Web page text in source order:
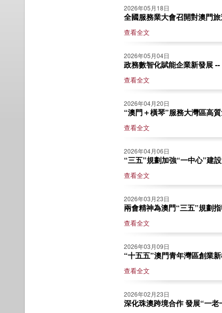
2026年05月18日
全國服務業大會召開對澳門
查看全文
2026年05月04日
政務數智化賦能企業新發展
查看全文
2026年04月20日
“澳門＋橫琴”服務大灣區高
查看全文
2026年04月06日
“三五”規劃加強“一中心”建
查看全文
2026年03月23日
兩會精神為澳門“三五”規劃
查看全文
2026年03月09日
“十五五”澳門青年灣區創業
查看全文
2026年02月23日
深化珠澳跨境合作 發展“一